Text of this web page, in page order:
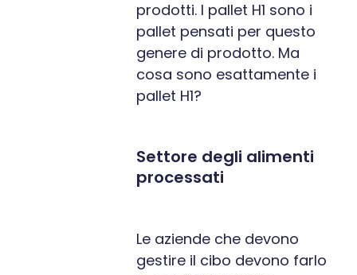
prodotti. I pallet H1 sono i
pallet pensati per questo
genere di prodotto. Ma
cosa sono esattamente i
pallet H1?
Settore degli alimenti
processati
Le aziende che devono
gestire il cibo devono farlo